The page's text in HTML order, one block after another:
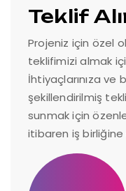
Teklif
Projeniz için özel
teklifimizi almak
İhtiyaçlarınıza ve
şekillendirilmiş
sunmak için
itibaren iş birliğine